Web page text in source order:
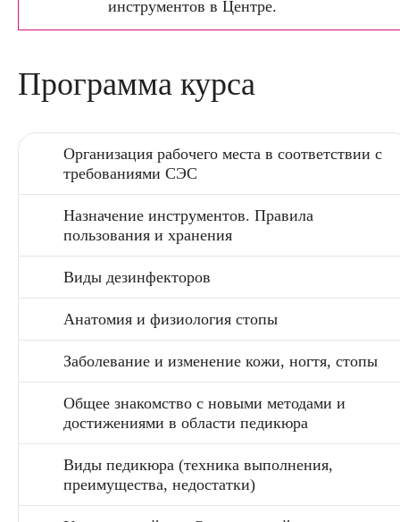
инструментов в Центре.
Программа курса
Организация рабочего места в соответствии с
требованиями СЭС
Назначение инструментов. Правила
пользования и хранения
Виды дезинфекторов
Анатомия и физиология стопы
Заболевание и изменение кожи, ногтя, стопы
Общее знакомство с новыми методами и
достижениями в области педикюра
Виды педикюра (техника выполнения,
преимущества, недостатки)